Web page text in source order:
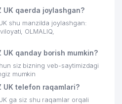
UK qaerda joylashgan?
shu manzilda joylashgan:
OLMALIQ,
UK qanday borish mumkin?
siz bizning veb-saytimizdagi
mumkin
UK telefon raqamlari?
ga siz shu raqamlar orqali